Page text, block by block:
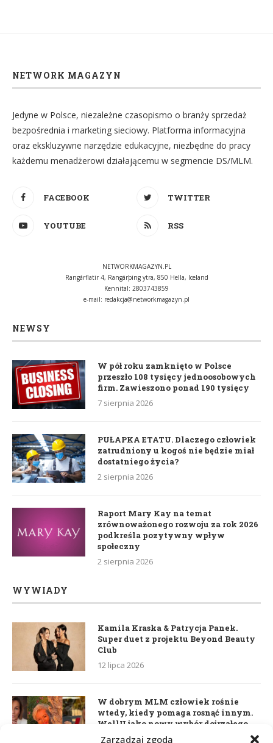
Zarządzaj zgodą
NETWORK MAGAZYN
Jedyne w Polsce, niezależne czasopismo o branży sprzedaż
bezpośrednia i marketing sieciowy. Platforma informacyjna
oraz ekskluzywne narzędzie edukacyjne, niezbędne do pracy
każdemu menadżerowi działającemu w segmencie DS/MLM.
FACEBOOK TWITTER
YOUTUBE RSS
NETWORKMAGAZYN.PL
Rangárflatir 4, Rangárþing ytra, 850 Hella, Iceland
Kennital: 2803743859
e-mail: redakcja@networkmagazyn.pl
NEWSY
W pół roku zamknięto w Polsce
przeszło 108 tysięcy jednoosobowych
firm. Zawieszono ponad 190 tysięcy
7 sierpnia 2026
PUŁAPKA ETATU. Dlaczego człowiek
zatrudniony u kogoś nie będzie miał
dostatniego życia?
2 sierpnia 2026
Raport Mary Kay na temat
zrównoważonego rozwoju za rok 2026
podkreśla pozytywny wpływ
społeczny
2 sierpnia 2026
WYWIADY
Kamila Kraska & Patrycja Panek.
Super duet z projektu Beyond Beauty
Club
12 lipca 2026
W dobrym MLM człowiek rośnie
wtedy, kiedy pomaga rosnąć innym.
WellU jako nowy wybór dojrzałego
lidera